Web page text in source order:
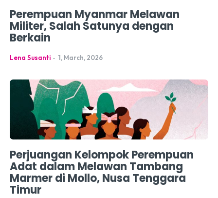
Perempuan Myanmar Melawan
Militer, Salah Satunya dengan
Berkain
Lena Susanti - 1, March, 2026
Perjuangan Kelompok Perempuan
Adat dalam Melawan Tambang
Marmer di Mollo, Nusa Tenggara
Timur